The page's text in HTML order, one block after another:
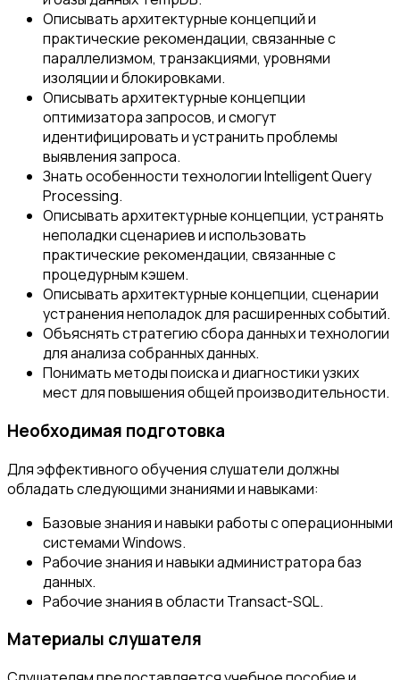
Описывать архитектурные концепций и
практические рекомендации, связанные с
параллелизмом, транзакциями, уровнями
изоляции и блокировками.
Описывать архитектурные концепции
оптимизатора запросов, и смогут
идентифицировать и устранить проблемы
выявления запроса.
Знать особенности технологии Intelligent Query
Processing.
Описывать архитектурные концепции, устранять
неполадки сценариев и использовать
практические рекомендации, связанные с
процедурным кэшем.
Описывать архитектурные концепции, сценарии
устранения неполадок для расширенных событий.
Объяснять стратегию сбора данных и технологии
для анализа собранных данных.
Понимать методы поиска и диагностики узких
мест для повышения общей производительности.
Необходимая подготовка
Для эффективного обучения слушатели должны
обладать следующими знаниями и навыками:
Базовые знания и навыки работы с операционными
системами Windows.
Рабочие знания и навыки администратора баз
данных.
Рабочие знания в области Transact-SQL.
Материалы слушателя